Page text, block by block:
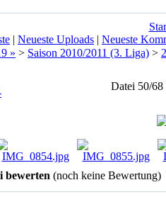
| Neueste Uploads | Neueste
» > Saison 2010/2011 (3. Liga) >
Datei 50/68
bewerten (noch keine Bewertung)